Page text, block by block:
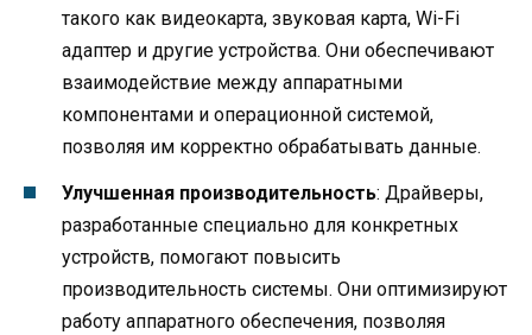
такого как видеокарта, звуковая карта, Wi-Fi
адаптер и другие устройства. Они обеспечивают
взаимодействие между аппаратными
компонентами и операционной системой,
позволяя им корректно обрабатывать данные.
Улучшенная производительность: Драйверы,
разработанные специально для конкретных
устройств, помогают повысить
производительность системы. Они оптимизируют
работу аппаратного обеспечения, позволяя